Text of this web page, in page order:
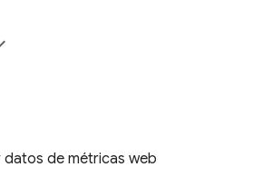
de métricas web